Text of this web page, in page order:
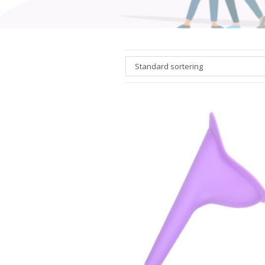
Standard sortering